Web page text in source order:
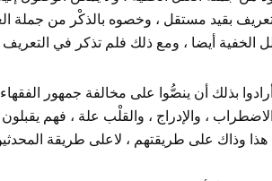
بقيد مستقل ، وخصوه بالذكْر من جملة
الخفية أيضا ، ومع ذلك فلم تذكر في التعريف
بذلك أن ينصُّوا على مخالفة جمهور
، والإدراج ، والقلْب علة ، فهم
هذا وذاك على طريقتهم ، لاعلى طريقة